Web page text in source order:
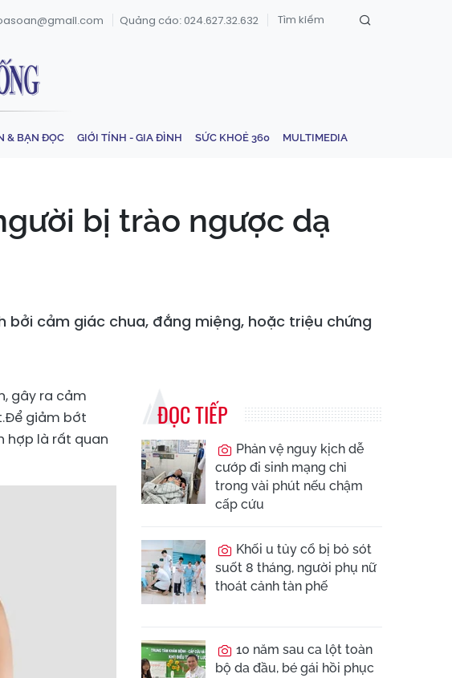
Quảng cáo: 024.627.32.632
& BẠN ĐỌC GIỚI TÍNH - GIA ĐÌNH SỨC KHOẺ 360 MULTIMEDIA
bị trào ngược dạ
cảm giác chua, đắng miệng, hoặc triệu chứng
gây ra cảm
giảm bớt
hợp là rất quan
ĐỌC TIẾP
Phản vệ nguy kịch dễ
cướp đi sinh mạng chỉ
trong vài phút nếu chậm
cấp cứu
Khối u tủy cổ bị bỏ sót
suốt 8 tháng, người phụ nữ
thoát cảnh tàn phế
10 năm sau ca lột toàn
bộ da đầu, bé gái hồi phục